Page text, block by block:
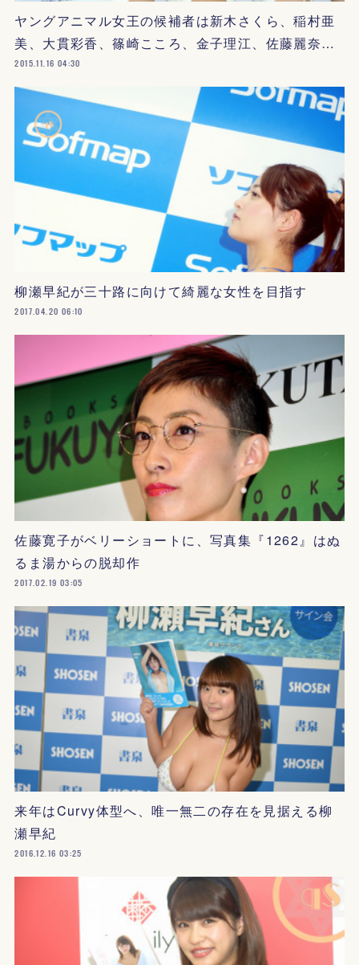
ヤングアニマル女王の候補者は新木さくら、稲村亜
美、大貫彩香、篠崎こころ、金子理江、佐藤麗奈…
2015.11.16 04:30
柳瀬早紀が三十路に向けて綺麗な女性を目指す
2017.04.20 06:10
佐藤寛子がベリーショートに、写真集『1262』はぬ
るま湯からの脱却作
2017.02.19 03:05
来年はCurvy体型へ、唯一無二の存在を見据える柳
瀬早紀
2016.12.16 03:25